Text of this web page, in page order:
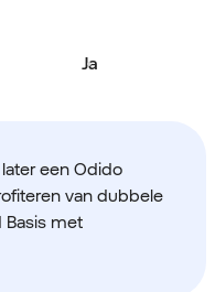
Ja
een Odido
van dubbele
Basis met